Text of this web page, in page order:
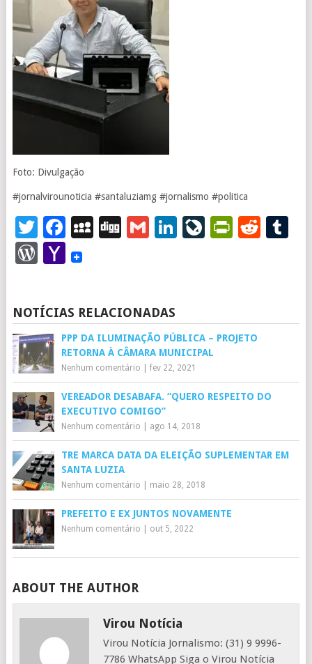
Foto: Divulgação
#jornalvirounoticia #santaluziamg #jornalismo #politica
Twitter
Facebook
MySpace
DiggGmailLinkedIn
WordPress
Yahoo
NOTÍCIAS RELACIONADAS
PPP DA ILUMINAÇÃO PÚBLICA – PROJETO
RETORNA À CÂMARA MUNICIPAL
Nenhum comentário fev 22, 2021
VEREADOR DESABAFA. “QUERO RESPEITO DO
EXECUTIVO COMIGO”
Nenhum comentário ago 14, 2018
TRE MARCA DATA DA ELEIÇÃO SUPLEMENTAR EM
SANTA LUZIA
Nenhum comentário maio 28, 2018
PREFEITO E EX JUNTOS NOVAMENTE
Nenhum comentário out 5, 2022
ABOUT THE AUTHOR
Virou Notícia
Virou Notícia Jornalismo: (31) 9 9996-
7786 WhatsApp Siga o Virou Notícia